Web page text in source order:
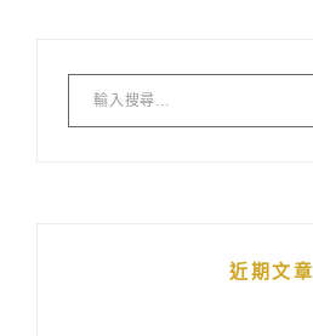
近期文章